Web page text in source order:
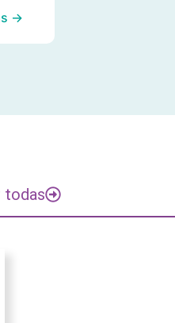
→
todas